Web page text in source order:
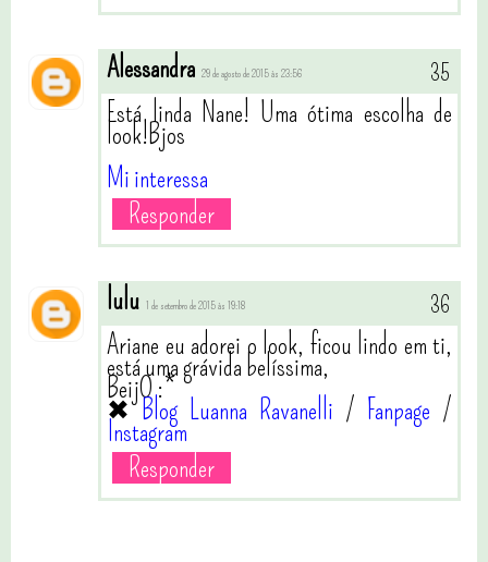
Alessandra 29 de agosto de 2015 às 23:56
Está linda Nane! Uma ótima escolha de
look!Bjos
Mi interessa
Responder
lulu 1 de setembro de 2015 às 19:18
Ariane eu adorei o look, ficou lindo em ti,
está uma grávida belíssima,
BeijO :*
✖Blog Luanna Ravanelli / Fanpage /
Instagram
Responder